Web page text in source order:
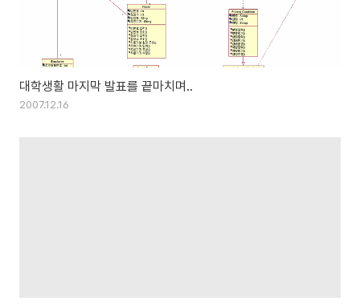
대학생활 마지막 발표를 끝마치며..
2007.12.16